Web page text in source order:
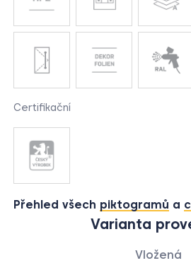
Certifikační
Přehled všech piktogramů a
Varianta
Vložená